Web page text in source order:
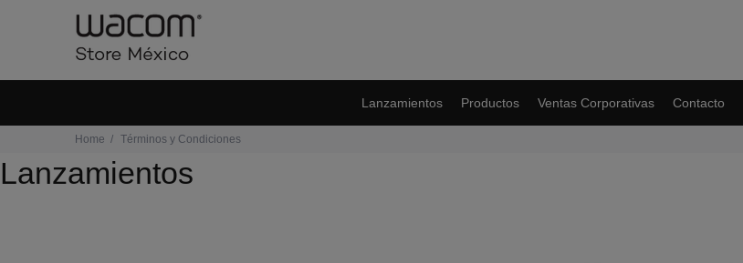
Lanzamientos Productos Ventas Corporativas Contacto
Home Términos y Condiciones
Lanzamientos